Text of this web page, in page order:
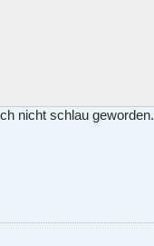
nicht schlau geworden.